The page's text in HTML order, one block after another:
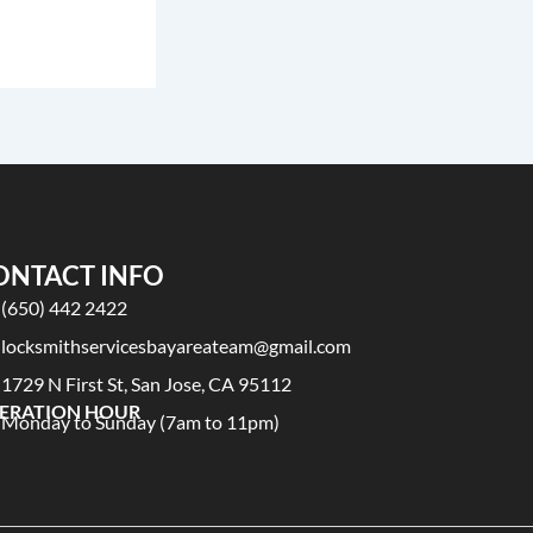
INFO
(650) 442 2422
locksmithservicesbayareateam@gmail.com
1729 N First St, San Jose, CA 95112
HOUR
Monday to Sunday (7am to 11pm)